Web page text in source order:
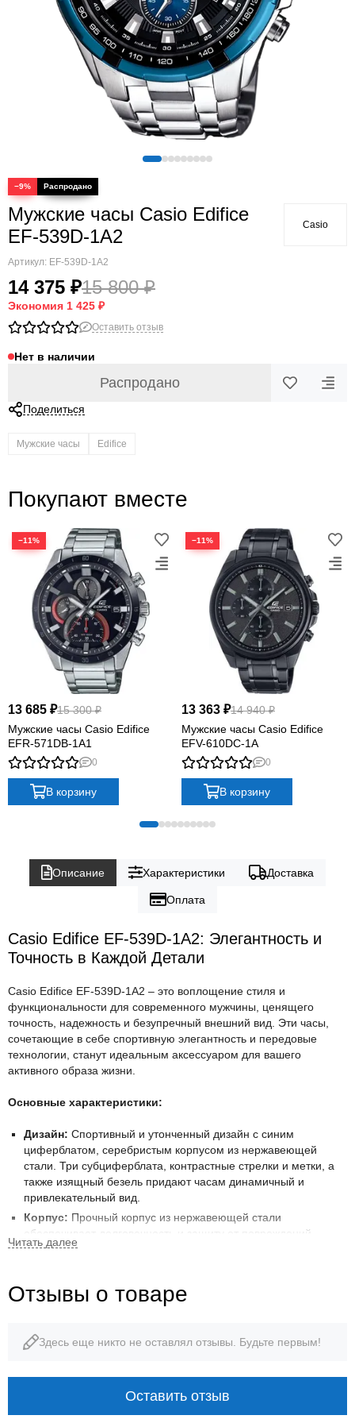
−9%
Мужские часы Casio Edifice
EF-539D-1A2
Артикул: EF-539D-1A2
14 375 ₽15 800 ₽
Экономия 1 425 ₽
Casio
Оставить отзыв
Нет в наличии
Распродано
Поделиться
Мужские часы Edifice
Покупают вместе
−11%
13 685 ₽15 300 ₽
Мужские часы Casio Edifice
EFR-571DB-1A1
0
В корзину
−11%
13 363 ₽14 940 ₽
Мужские часы Casio Edifice
EFV-610DC-1A
0
В корзину
Описание Характеристики Доставка
Оплата
Casio Edifice EF-539D-1A2: Элегантность и
Точность в Каждой Детали
Casio Edifice EF-539D-1A2 – это воплощение стиля и
функциональности для современного мужчины, ценящего
точность, надежность и безупречный внешний вид. Эти часы,
сочетающие в себе спортивную элегантность и передовые
технологии, станут идеальным аксессуаром для вашего
активного образа жизни.
Основные характеристики:
Дизайн: Спортивный и утонченный дизайн с синим
циферблатом, серебристым корпусом из нержавеющей
стали. Три субциферблата, контрастные стрелки и метки, а
также изящный безель придают часам динамичный и
привлекательный вид.
Корпус: Прочный корпус из нержавеющей стали
обеспечивает долговечность и защиту от повреждений.
Циферблат:
Синий циферблат с четкими индексами и
субциферблата отображают секунды, минуты и часы
хронографа.
Позволяет измерять время с высокой
Отзывы о товаре
Здесь еще никто не оставлял отзывы. Будьте первым!
Оставить отзыв